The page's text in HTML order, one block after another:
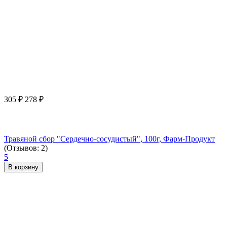
305 ₽ 278 ₽
Травяной сбор "Сердечно-сосудистый", 100г, Фарм-Продукт
(Отзывов: 2)
5
В корзину